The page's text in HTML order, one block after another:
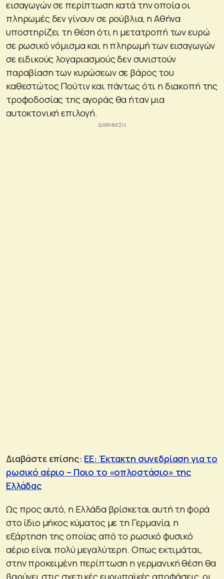
εισαγωγών σε περίπτωση κατά την οποία οι
πληρωμές δεν γίνουν σε ρούβλια, η Αθήνα
υποστηρίζει τη θέση ότι η μετατροπή των ευρώ
σε ρωσικό νόμισμα και η πληρωμή των εισαγωγών
σε ειδικούς λογαριασμούς δεν συνιστούν
παραβίαση των κυρώσεων σε βάρος του
καθεστώτος Πούτιν και πάντως ότι η διακοπή της
τροφοδοσίας της αγοράς θα ήταν μια
αυτοκτονική επιλογή.
Διαβάστε επίσης: ΕΕ: Έκτακτη συνεδρίαση για το
ρωσικό αέριο – Ποιο το «οπλοστάσιο» της
Ελλάδας
Ως προς αυτό, η Ελλάδα βρίσκεται αυτή τη φορά
στο ίδιο μήκος κύματος με τη Γερμανία, η
εξάρτηση της οποίας από το ρωσικό φυσικό
αέριο είναι πολύ μεγαλύτερη. Οπως εκτιμάται,
στην προκειμένη περίπτωση η γερμανική θέση θα
βαρύνει στις σχετικές ευρωπαϊκές αποφάσεις, οι